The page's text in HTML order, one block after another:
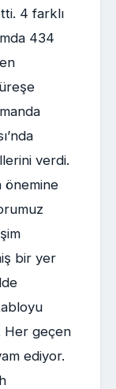
4 farklı
434
verdi.
önemine
bir yer
Her geçen
ediyor.